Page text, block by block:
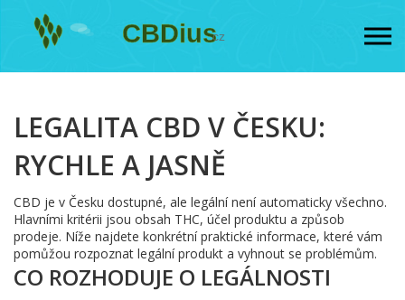
LEGALITA CBD V ČESKU:
RYCHLE A JASNĚ
CBD je v Česku dostupné, ale legální není automaticky všechno.
Hlavními kritérii jsou obsah THC, účel produktu a způsob
prodeje. Níže najdete konkrétní praktické informace, které vám
pomůžou rozpoznat legální produkt a vyhnout se problémům.
CO ROZHODUJE O LEGÁLNOSTI